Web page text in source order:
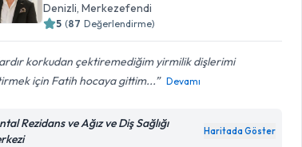
Denizli, Merkezefendi
5 (87 Değerlendirme)
korkudan çektiremediğim yirmilik dişlerimi
için Fatih hocaya gittim...
Devamı
Rezidans ve Ağız ve Diş Sağlığı
Haritada Göster